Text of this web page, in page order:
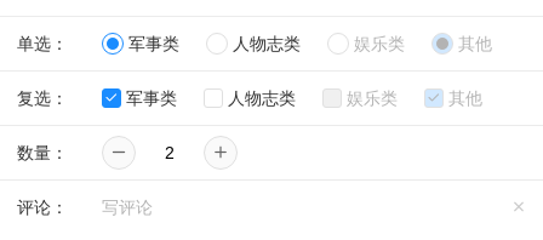
单选： 军事类 人物志类 娱乐类 其他
复选： 军事类 人物志类 娱乐类 其他
数量：
评论：